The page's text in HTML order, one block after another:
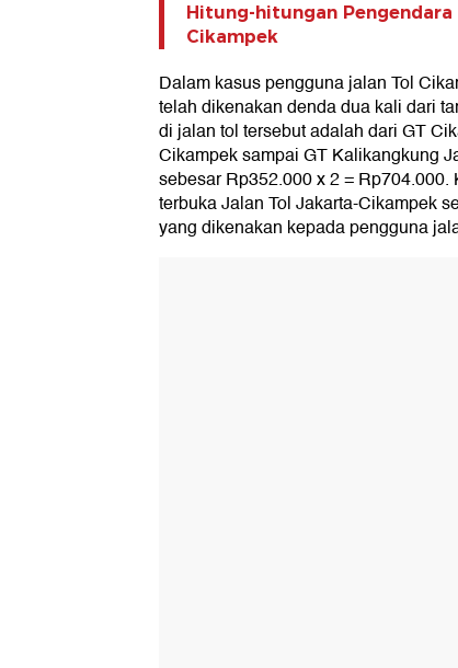
Hitung-hitungan
Cikampek
Dalam kasus pengguna jalan Tol
telah dikenakan denda dua kali dari
di jalan tol tersebut adalah dari GT
Cikampek sampai GT Kalikangkung
sebesar Rp352.000 x 2 =
terbuka Jalan Tol Jakarta-Cikampek
yang dikenakan kepada pengguna